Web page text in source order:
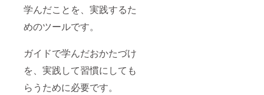
学んだことを、実践するた
めのツールです。
ガイドで学んだおかたづけ
を、実践して習慣にしても
らうために必要です。